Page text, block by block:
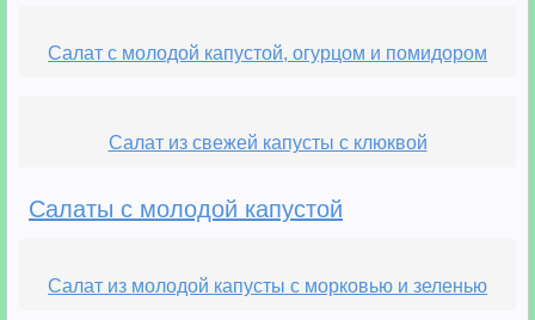
Салат с молодой капустой, огурцом и помидором
Салат из свежей капусты с клюквой
Салаты с молодой капустой
Салат из молодой капусты с морковью и зеленью